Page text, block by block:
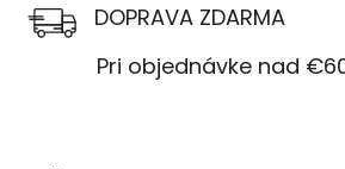
DOPRAVA ZDARMA
Pri objednávke nad